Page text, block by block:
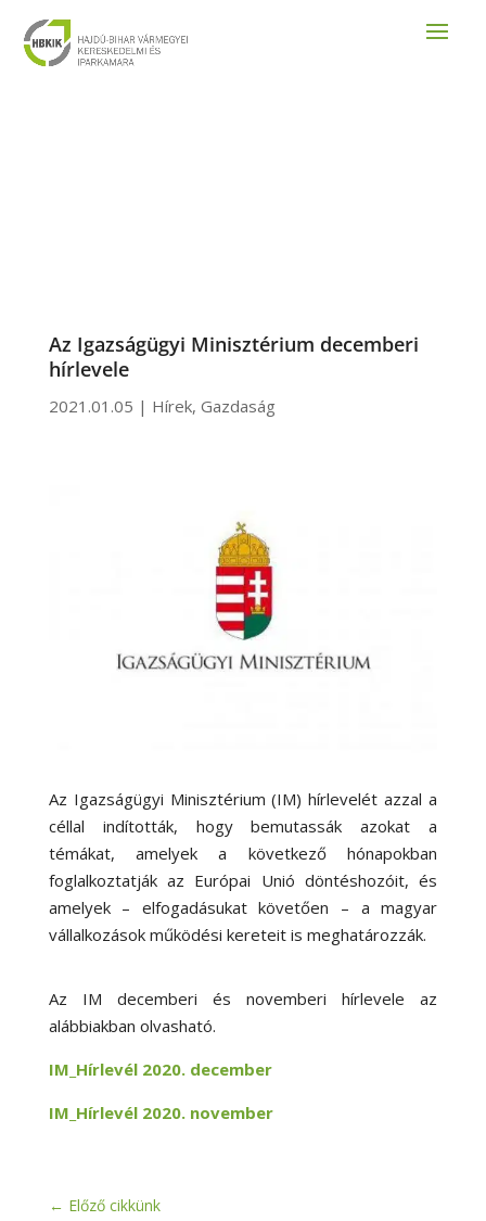
Az Igazságügyi Minisztérium decemberi
hírlevele
2021.01.05 | Hírek, Gazdaság
Az Igazságügyi Minisztérium (IM) hírlevelét azzal a
céllal indították, hogy bemutassák azokat a
témákat, amelyek a következő hónapokban
foglalkoztatják az Európai Unió döntéshozóit, és
amelyek – elfogadásukat követően – a magyar
vállalkozások működési kereteit is meghatározzák.
Az IM decemberi és novemberi hírlevele az
alábbiakban olvasható.
IM_Hírlevél 2020. december
IM_Hírlevél 2020. november
← Előző cikkünk